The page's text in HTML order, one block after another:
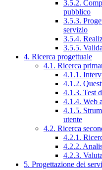
3.5.2.
pubblico
3.5.3.
servizio
3.5.4.
3.5.5.
4. Ricerca progettuale
4.1. Ricerca
4.1.1.
4.1.2.
4.1.3. Test
4.1.4. Web
4.1.5.
utente
4.2. Ricerca
4.2.1.
4.2.2.
4.2.3.
5. Progettazione dei